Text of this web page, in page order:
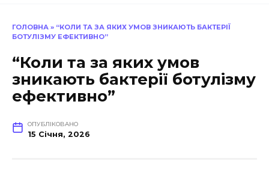
ГОЛОВНА » “КОЛИ ТА ЗА ЯКИХ УМОВ ЗНИКАЮТЬ БАКТЕРІЇ
БОТУЛІЗМУ ЕФЕКТИВНО”
“Коли та за яких умов
зникають бактерії ботулізму
ефективно”
ОПУБЛІКОВАНО
15 Січня, 2026